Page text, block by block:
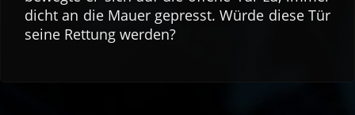
dicht an die Mauer gepresst. Würde diese Tür
seine Rettung werden?